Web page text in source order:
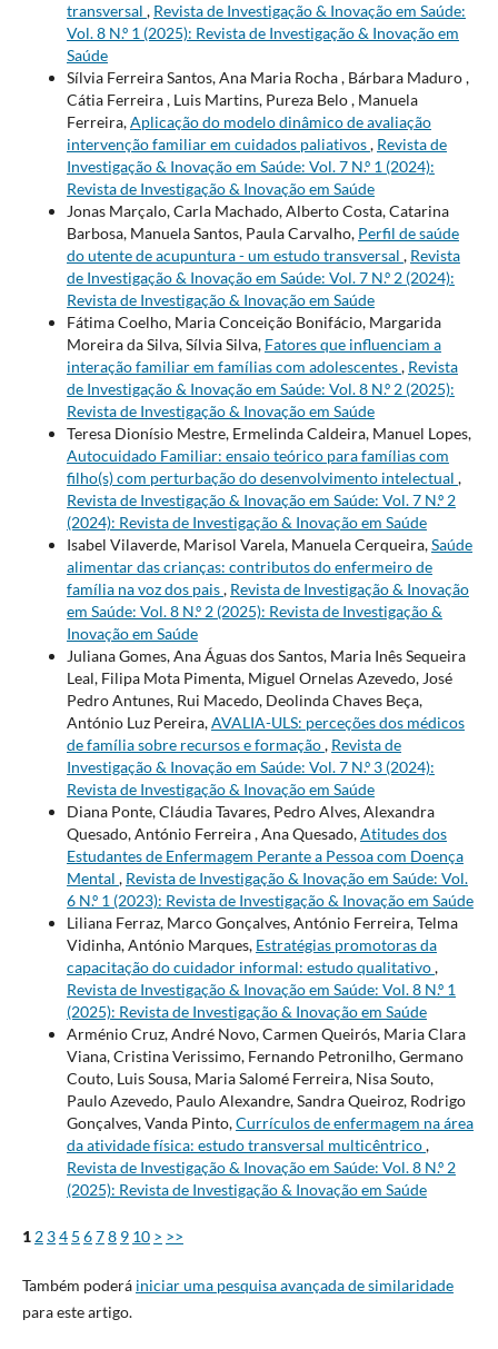
transversal , Revista de Investigação & Inovação em Saúde:
Vol. 8 N.º 1 (2025): Revista de Investigação & Inovação em
Saúde
Sílvia Ferreira Santos, Ana Maria Rocha , Bárbara Maduro ,
Cátia Ferreira , Luis Martins, Pureza Belo , Manuela
Ferreira,Aplicação do modelo dinâmico de avaliação
intervenção familiar em cuidados paliativos, Revista de
Investigação & Inovação em Saúde: Vol. 7 N.º 1 (2024):
Revista de Investigação & Inovação em Saúde
Jonas Marçalo, Carla Machado, Alberto Costa, Catarina
Barbosa, Manuela Santos, Paula Carvalho, Perfil de saúde
do utente de acupuntura - um estudo transversal , Revista
de Investigação & Inovação em Saúde: Vol. 7 N.º 2 (2024):
Revista de Investigação & Inovação em Saúde
Fátima Coelho, Maria Conceição Bonifácio, Margarida
Moreira da Silva, Sílvia Silva, Fatores que influenciam a
interação familiar em famílias com adolescentes, Revista
de Investigação & Inovação em Saúde: Vol. 8 N.º 2 (2025):
Revista de Investigação & Inovação em Saúde
Teresa Dionísio Mestre, Ermelinda Caldeira, Manuel Lopes,
Autocuidado Familiar: ensaio teórico para famílias com
filho(s) com perturbação do desenvolvimento intelectual ,
Revista de Investigação & Inovação em Saúde: Vol. 7 N.º 2
(2024): Revista de Investigação & Inovação em Saúde
Isabel Vilaverde, Marisol Varela, Manuela Cerqueira,Saúde
alimentar das crianças: contributos do enfermeiro de
família na voz dos pais, Revista de Investigação & Inovação
em Saúde: Vol. 8 N.º 2 (2025): Revista de Investigação &
Inovação em Saúde
Juliana Gomes, Ana Águas dos Santos, Maria Inês Sequeira
Leal, Filipa Mota Pimenta, Miguel Ornelas Azevedo, José
Pedro Antunes, Rui Macedo, Deolinda Chaves Beça,
António Luz Pereira,AVALIA-ULS: perceções dos médicos
de família sobre recursos e formação, Revista de
Investigação & Inovação em Saúde: Vol. 7 N.º 3 (2024):
Revista de Investigação & Inovação em Saúde
Diana Ponte, Cláudia Tavares, Pedro Alves, Alexandra
Quesado, António Ferreira , Ana Quesado,Atitudes dos
Estudantes de Enfermagem Perante a Pessoa com Doença
Mental , Revista de Investigação & Inovação em Saúde: Vol.
6 N.º 1 (2023): Revista de Investigação & Inovação em Saúde
Liliana Ferraz, Marco Gonçalves, António Ferreira, Telma
Vidinha, António Marques, Estratégias promotoras da
capacitação do cuidador informal: estudo qualitativo,
Revista de Investigação & Inovação em Saúde: Vol. 8 N.º 1
(2025): Revista de Investigação & Inovação em Saúde
Arménio Cruz, André Novo, Carmen Queirós, Maria Clara
Viana, Cristina Verissimo, Fernando Petronilho, Germano
Couto, Luis Sousa, Maria Salomé Ferreira, Nisa Souto,
Paulo Azevedo, Paulo Alexandre, Sandra Queiroz, Rodrigo
Gonçalves, Vanda Pinto,Currículos de enfermagem na área
da atividade física: estudo transversal multicêntrico,
Revista de Investigação & Inovação em Saúde: Vol. 8 N.º 2
(2025): Revista de Investigação & Inovação em Saúde
1 2 34 5 678 9 10 > >>
Também poderá iniciar uma pesquisa avançada de similaridade
para este artigo.